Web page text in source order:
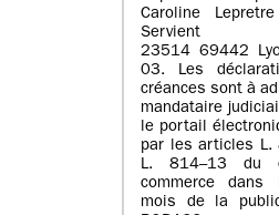
Caroline
23514 69442
03. Les
créances sont à
mandataire
le portail
par les articles L.
L. 814–13 du
commerce dans
mois de la